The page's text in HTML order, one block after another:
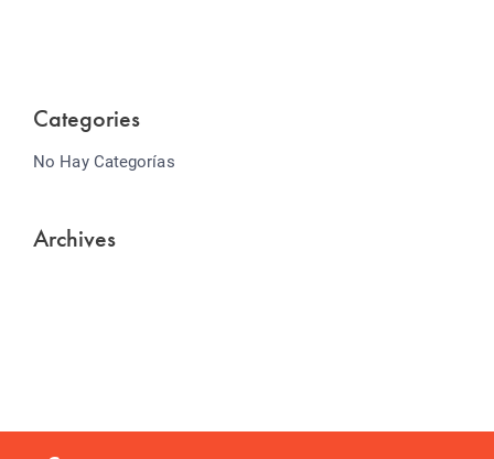
Categories
No Hay Categorías
Archives